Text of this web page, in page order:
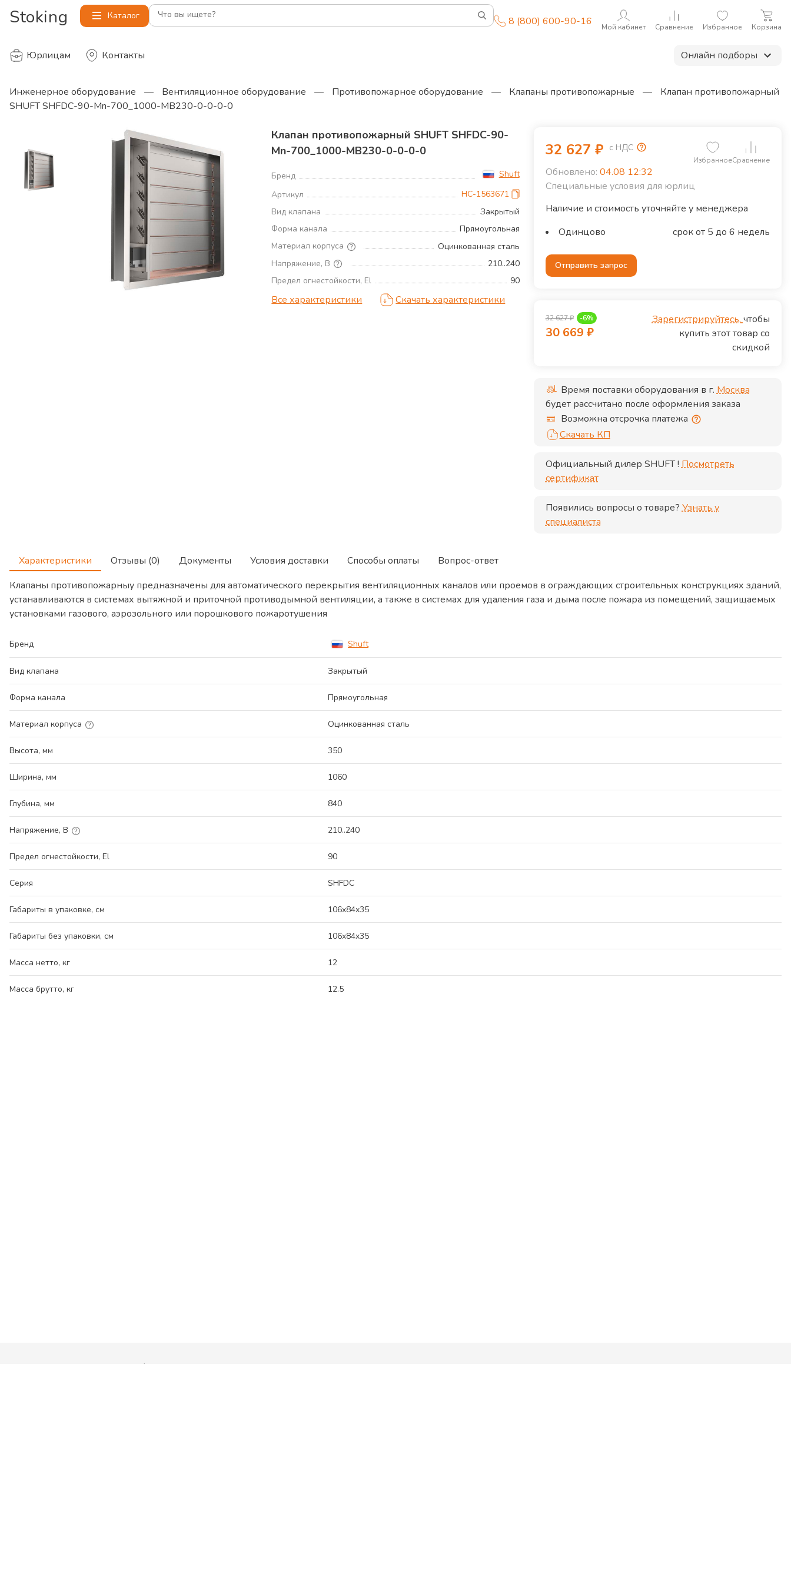
Stoking Каталог Что вы ищете? 8 (800) 600-90-16 Мой кабинет Сравнение Избранное Корзина
Юрлицам Контакты Онлайн подборы
Инженерное оборудование — Вентиляционное оборудование — Противопожарное оборудование — Клапаны противопожарные —
Клапан противопожарный
SHUFT SHFDC-90-Mn-700_1000-MB230-0-0-0-0
Клапан противопожарный SHUFT SHFDC-90-
Mn-700_1000-MB230-0-0-0-0
Бренд
Shuft
Артикул
НС-1563671
Вид клапана
Закрытый
Форма канала
Прямоугольная
Материал корпуса
Оцинкованная сталь
Напряжение, В
210..240
Предел огнестойкости, El
90
Все характеристики Скачать характеристики
32 627 ₽ с НДС
ИзбранноеСравнение
Обновлено: 04.08 12:32
Специальные условия для юрлиц
Наличие и стоимость уточняйте у менеджера
Одинцово
срок от 5 до 6 недель
Отправить запрос
32 627₽ -6%
30 669 ₽
Зарегистрируйтесь,чтобы
купить этот товар со
скидкой
Время поставки оборудования в г.Москва
будет рассчитано после оформления заказа
Возможна отсрочка платежа
Скачать КП
Официальный дилер SHUFT! Посмотреть
сертификат
Появились вопросы о товаре? Узнать у
специалиста
Характеристики Отзывы (0) Документы Условия доставки Способы оплаты
Вопрос-ответ
Клапаны противопожарныу предназначены для автоматического перекрытия вентиляционных каналов или проемов в ограждающих строительных конструкциях зданий,
устанавливаются в системах вытяжной и приточной противодымной вентиляции, а также в системах для удаления газа и дыма после пожара из помещений, защищаемых
установками газового, аэрозольного или порошкового пожаротушения
Бренд Shuft
Вид клапана Закрытый
Форма канала Прямоугольная
Материал корпуса Оцинкованная сталь
Высота, мм 350
Ширина, мм 1060
Глубина, мм 840
Напряжение, В 210..240
Предел огнестойкости, El 90
Серия SHFDC
Габариты в упаковке, см 106x84x35
Габариты без упаковки, см 106x84x35
Масса нетто, кг 12
Масса брутто, кг 12.5
Компания